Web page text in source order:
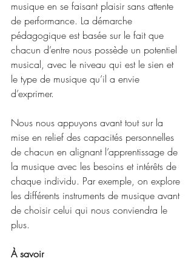
musique en se faisant plaisir sans attente
de performance. La démarche
pédagogique est basée sur le fait que
chacun d’entre nous possède un potentiel
musical, avec le niveau qui est le sien et
le type de musique qu’il a envie
d’exprimer.
Nous nous appuyons avant tout sur la
mise en relief des capacités personnelles
de chacun en alignant l’apprentissage de
la musique avec les besoins et intérêts de
chaque individu. Par exemple, on explore
les différents instruments de musique avant
de choisir celui qui nous conviendra le
plus.
À savoir